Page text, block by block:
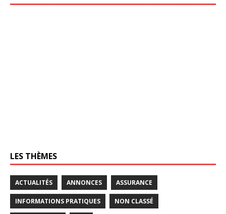
LES THÈMES
ACTUALITÉS ANNONCES ASSURANCE
INFORMATIONS PRATIQUES NON CLASSÉ